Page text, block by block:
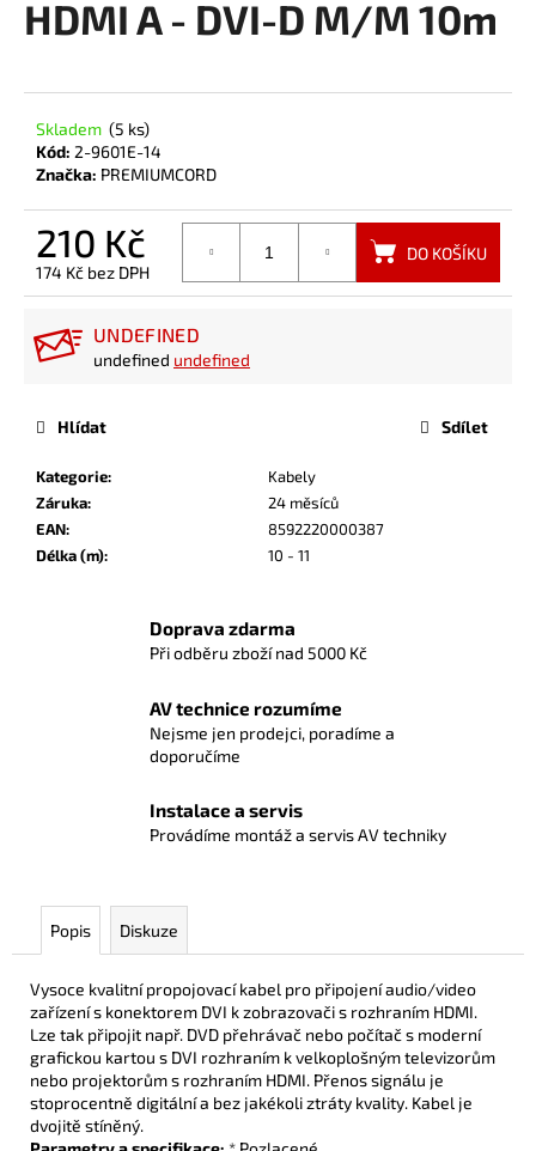
HDMI A - DVI-D M/M 10m
Skladem (5 ks)
Kód: 2-9601E-14
Značka: PREMIUMCORD
210 Kč
174 Kč bez DPH
Měrná
DO KOŠÍKU
UNDEFINED
undefined undefined
Kategorie:
Kabely
Záruka:
24 měsíců
EAN:
8592220000387
Délka (m): 10 - 11
Hlídat Sdílet
Doprava zdarma
Při odběru zboží nad 5000 Kč
AV technice rozumíme
Nejsme jen prodejci, poradíme a
doporučíme
Instalace a servis
Provádíme montáž a servis AV techniky
Popis Diskuze
Vysoce kvalitní propojovací kabel pro připojení audio/video
zařízení s konektorem DVI k zobrazovači s rozhraním HDMI.
Lze tak připojit např. DVD přehrávač nebo počítač s moderní
grafickou kartou s DVI rozhraním k velkoplošným televizorům
nebo projektorům s rozhraním HDMI. Přenos signálu je
stoprocentně digitální a bez jakékoli ztráty kvality. Kabel je
dvojitě stíněný.
a
í
?
HLEDAT